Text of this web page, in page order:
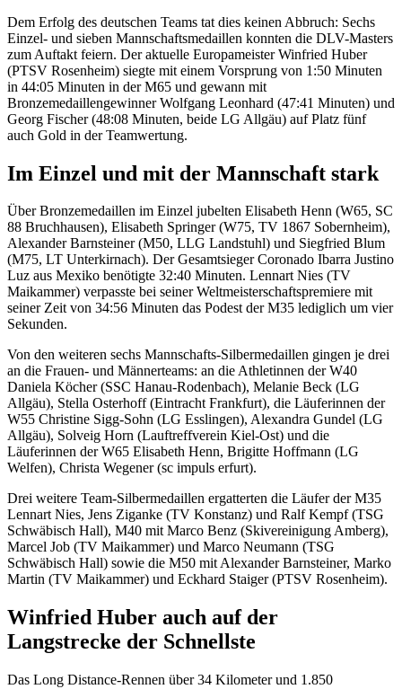
Dem Erfolg des deutschen Teams tat dies keinen Abbruch: Sechs
Einzel- und sieben Mannschaftsmedaillen konnten die DLV-Masters
zum Auftakt feiern. Der aktuelle Europameister Winfried Huber
(PTSV Rosenheim) siegte mit einem Vorsprung von 1:50 Minuten
in 44:05 Minuten in der M65 und gewann mit
Bronzemedaillengewinner Wolfgang Leonhard (47:41 Minuten) und
Georg Fischer (48:08 Minuten, beide LG Allgäu) auf Platz fünf
auch Gold in der Teamwertung.
Im Einzel und mit der Mannschaft stark
Über Bronzemedaillen im Einzel jubelten Elisabeth Henn (W65, SC
88 Bruchhausen), Elisabeth Springer (W75, TV 1867 Sobernheim),
Alexander Barnsteiner (M50, LLG Landstuhl) und Siegfried Blum
(M75, LT Unterkirnach). Der Gesamtsieger Coronado Ibarra Justino
Luz aus Mexiko benötigte 32:40 Minuten. Lennart Nies (TV
Maikammer) verpasste bei seiner Weltmeisterschaftspremiere mit
seiner Zeit von 34:56 Minuten das Podest der M35 lediglich um vier
Sekunden.
Von den weiteren sechs Mannschafts-Silbermedaillen gingen je drei
an die Frauen- und Männerteams: an die Athletinnen der W40
Daniela Köcher (SSC Hanau-Rodenbach), Melanie Beck (LG
Allgäu), Stella Osterhoff (Eintracht Frankfurt), die Läuferinnen der
W55 Christine Sigg-Sohn (LG Esslingen), Alexandra Gundel (LG
Allgäu), Solveig Horn (Lauftreffverein Kiel-Ost) und die
Läuferinnen der W65 Elisabeth Henn, Brigitte Hoffmann (LG
Welfen), Christa Wegener (sc impuls erfurt).
Drei weitere Team-Silbermedaillen ergatterten die Läufer der M35
Lennart Nies, Jens Ziganke (TV Konstanz) und Ralf Kempf (TSG
Schwäbisch Hall), M40 mit Marco Benz (Skivereinigung Amberg),
Marcel Job (TV Maikammer) und Marco Neumann (TSG
Schwäbisch Hall) sowie die M50 mit Alexander Barnsteiner, Marko
Martin (TV Maikammer) und Eckhard Staiger (PTSV Rosenheim).
Winfried Huber auch auf der
Langstrecke der Schnellste
Das Long Distance-Rennen über 34 Kilometer und 1.850